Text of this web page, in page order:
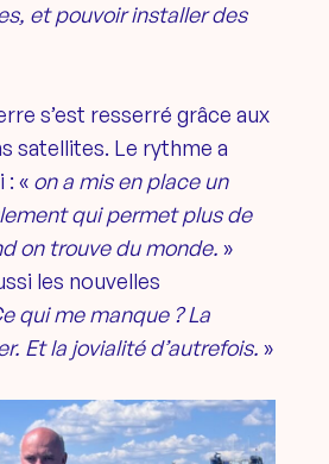
et pouvoir installer des
s’est resserré grâce aux
satellites. Le rythme a
: « on a mis en place un
qui permet plus de
on trouve du monde. »
les nouvelles
qui me manque ? La
Et la jovialité d’autrefois. »